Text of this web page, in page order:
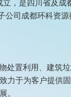
，是四川省及
司成都环科资
置利用、建筑
于为客户提供
。